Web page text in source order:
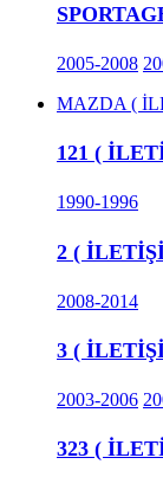
2005-2008
MAZDA (
121 (
1990-1996
2 (
2008-2014
3 (
2003-2006
323 (